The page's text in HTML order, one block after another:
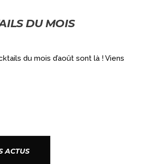
DU MOIS
du mois d’août sont là ! Viens
ACTUS